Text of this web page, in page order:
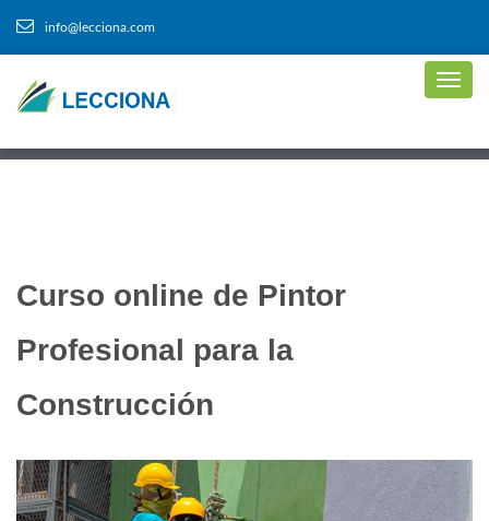
info@lecciona.com
Curso online de Pintor
Profesional para la
Construcción